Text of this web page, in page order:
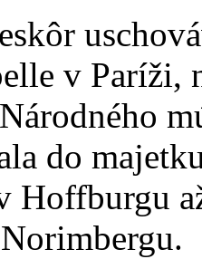
v Paríži,
do
Hoffburgu